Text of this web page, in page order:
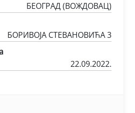
БЕОГРАД (ВОЖДОВАЦ)
БОРИВОЈА СТЕВАНОВИЋА 3
22.09.2022.